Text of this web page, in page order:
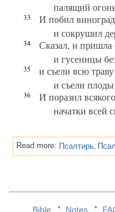
палящий
33
И побил
и сокрушил
34
Сказал, и пришла
и гусеницы
35
и съели всю
и съели
36
И поразил
начатки всей
Read more:
Bible Notes